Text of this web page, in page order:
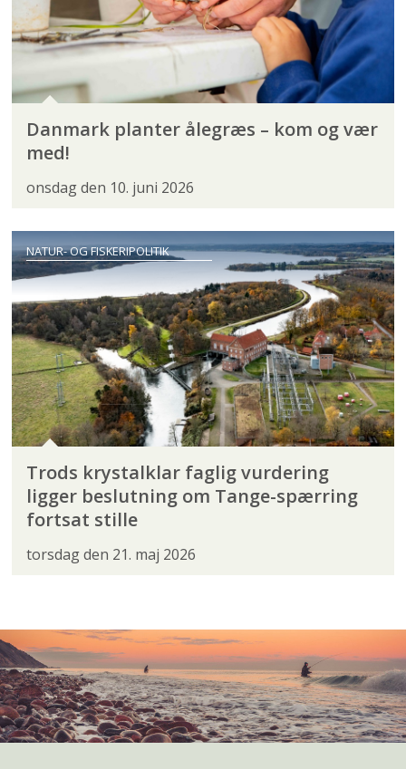
Danmark planter ålegræs – kom og vær
med!
onsdag den 10. juni 2026
NATUR- OG FISKERIPOLITIK
Trods krystalklar faglig vurdering
ligger beslutning om Tange-spærring
fortsat stille
torsdag den 21. maj 2026